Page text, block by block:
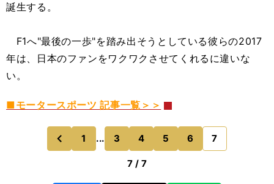
誕生する。
F1へ"最後の一歩"を踏み出そうとしている彼らの2017
年は、日本のファンをワクワクさせてくれるに違いな
い。
■モータースポーツ 記事一覧＞＞
前
1 ... 3 4 5 6 7
7 / 7